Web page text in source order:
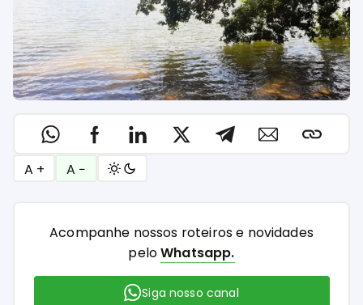
A + A −
Acompanhe nossos roteiros e novidades
peloWhatsapp.
Siga nosso canal